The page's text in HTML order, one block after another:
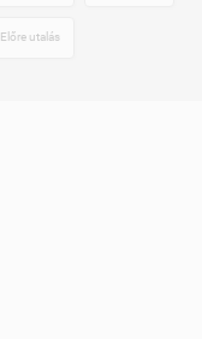
Előre utalás